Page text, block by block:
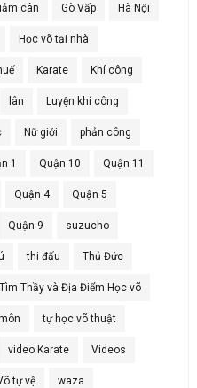
cân Gò Vấp Hà Nội
Học võ tại nhà
Karate Khí công
lân Luyện khí công
Nữ giới phản công
1 Quận 10 Quận 11
Quận 4 Quận 5
Quận 9 suzucho
thi đấu Thủ Đức
Tìm Thầy và Địa Điểm Học võ
tự học võ thuật
video Karate Videos
tự vệ waza